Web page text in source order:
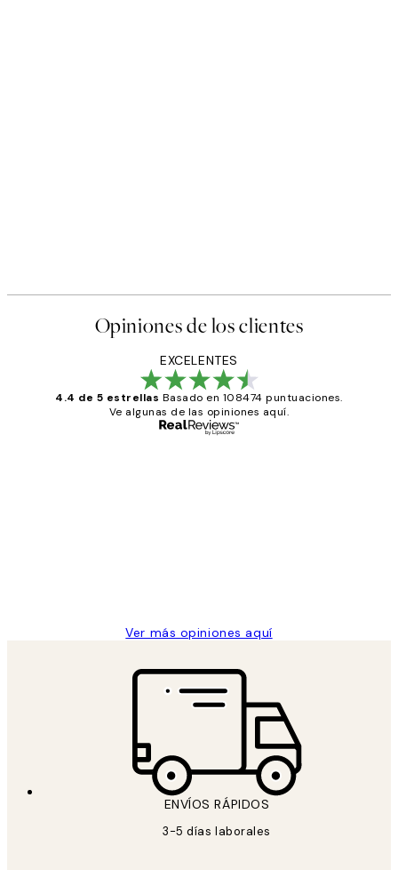
Opiniones de los clientes
EXCELENTES
4.4 de 5 estrellas Basado en 108474 puntuaciones.
Ve algunas de las opiniones aquí.
Ver más opiniones aquí
ENVÍOS RÁPIDOS
3-5 días laborales